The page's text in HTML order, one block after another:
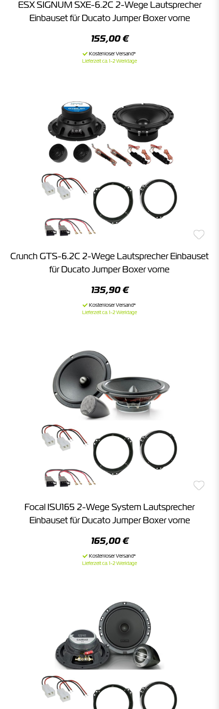
ESX SIGNUM SXE-6.2C 2-Wege Lautsprecher
Einbauset für Ducato Jumper Boxer vorne
155,00 €
Lieferzeit ca. 1-2 Werktage
Crunch GTS-6.2C 2-Wege Lautsprecher Einbauset
für Ducato Jumper Boxer vorne
135,90 €
Lieferzeit ca. 1-2 Werktage
Focal ISU165 2-Wege System Lautsprecher
Einbauset für Ducato Jumper Boxer vorne
165,00 €
Lieferzeit ca. 1-2 Werktage